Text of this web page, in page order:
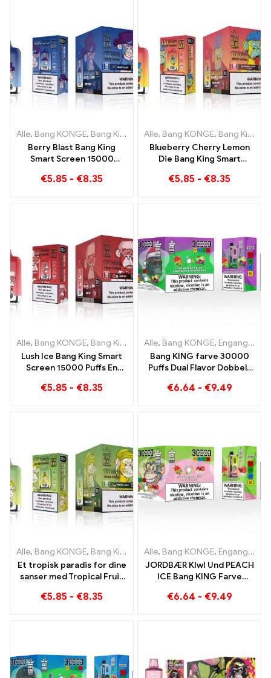
Alle, Bang KONGE, Bang King Smart skærm 15000 Puff ,Engangs
Berry Blast Bang King
Smart Screen 15000
engangs e-cigaret
€5.85 - €8.35
Alle, Bang KONGE, Bang King Smart skærm 15000 Puff
Blueberry Cherry Lemon
Die Bang King Smart
oversigt over en innovativ
€5.85 - €8.35
Alle, Bang KONGE, Bang King Smart skærm 15000 Puff ,Engangs
Lush Ice Bang King Smart
Screen 15000 Puffs En
blanding af vandmelon og
€5.85 - €8.35
Alle, Bang KONGE, Engangs e-cigaretter Litauen
Bang KING farve 30000
Puffs Dual Flavor Dobbelt
Kiwi og Sour Apple
€6.64 - €9.49
Alle, Bang KONGE, Bang King Smart skærm 15000 Puff ,Engangs
Et tropisk paradis for dine
sanser med Tropical Fruit
15000 Puff
€5.85 - €8.35
Alle, Bang KONGE, Engangs e-cigaretter Litauen
JORDBÆR KIwI Und PEACH
ICE Bang KING Farve
Cigarette - Dual Flavor for
€6.64 - €9.49